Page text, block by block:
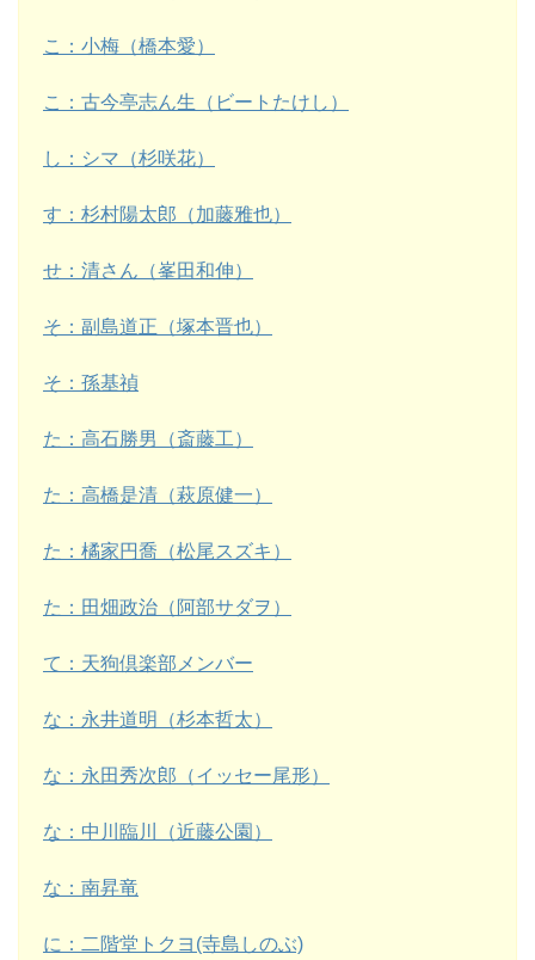
こ：小梅（橋本愛）
こ：古今亭志ん生（ビートたけし）
し：シマ（杉咲花）
す：杉村陽太郎（加藤雅也）
せ：清さん（峯田和伸）
そ：副島道正（塚本晋也）
そ：孫基禎
た：高石勝男（斎藤工）
た：高橋是清（萩原健一）
た：橘家円喬（松尾スズキ）
た：田畑政治（阿部サダヲ）
て：天狗倶楽部メンバー
な：永井道明（杉本哲太）
な：永田秀次郎（イッセー尾形）
な：中川臨川（近藤公園）
な：南昇竜
に：二階堂トクヨ(寺島しのぶ)